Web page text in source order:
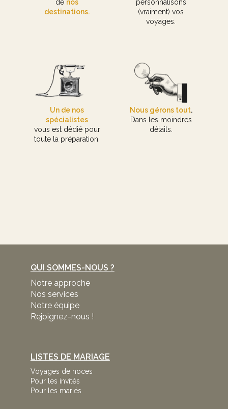
de nos
destinations.
personnalisons
(vraiment) vos
voyages.
Un de nos
spécialistes
vous est dédié pour
toute la préparation.
Nous gérons tout.
Dans les moindres
détails.
QUI SOMMES-NOUS ?
Notre approche
Nos services
Notre équipe
Rejoignez-nous !
LISTES DE MARIAGE
Voyages de noces
Pour les invités
Pour les mariés